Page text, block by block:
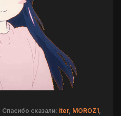
Спасибо сказали: iter, MOROZ1,